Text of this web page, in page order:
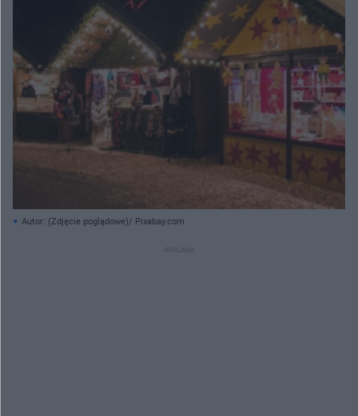
Autor: (Zdjęcie poglądowe)/ Pixabay.com